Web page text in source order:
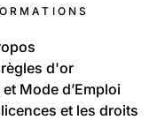
d'or
et Mode d’Emploi
et les droits